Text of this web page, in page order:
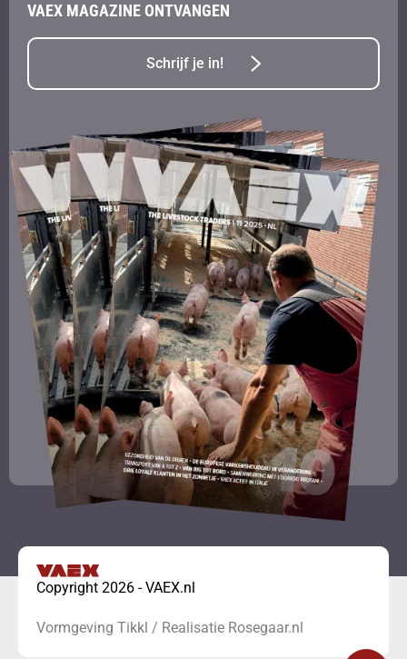
VAEX MAGAZINE ONTVANGEN
Schrijf je in!
Copyright 2026 - VAEX.nl
Vormgeving Tikkl / Realisatie Rosegaar.nl